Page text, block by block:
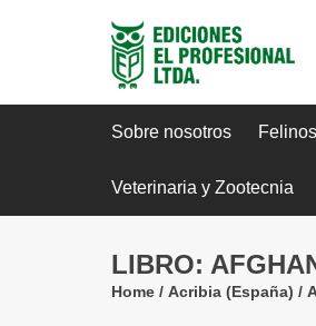
Sobre nosotros Felinos
Veterinaria y Zootecnia
LIBRO:
Home/ Acribia (España) /